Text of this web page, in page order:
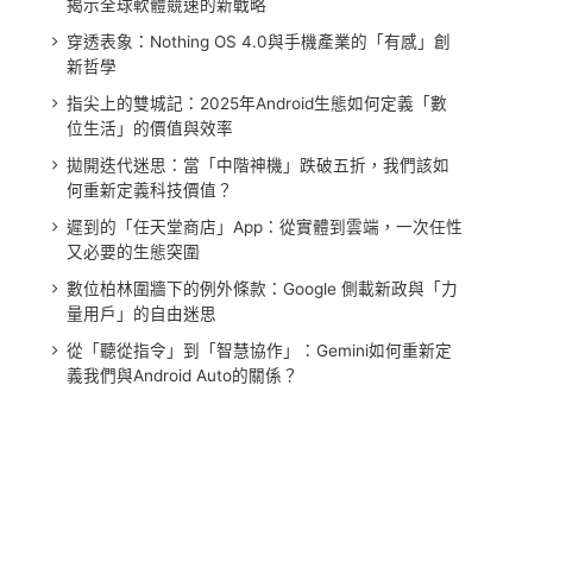
揭示全球軟體競速的新戰略
穿透表象：Nothing OS 4.0與手機產業的「有感」創
新哲學
指尖上的雙城記：2025年Android生態如何定義「數
位生活」的價值與效率
拋開迭代迷思：當「中階神機」跌破五折，我們該如
何重新定義科技價值？
遲到的「任天堂商店」App：從實體到雲端，一次任性
又必要的生態突圍
數位柏林圍牆下的例外條款：Google 側載新政與「力
量用戶」的自由迷思
從「聽從指令」到「智慧協作」：Gemini如何重新定
義我們與Android Auto的關係？